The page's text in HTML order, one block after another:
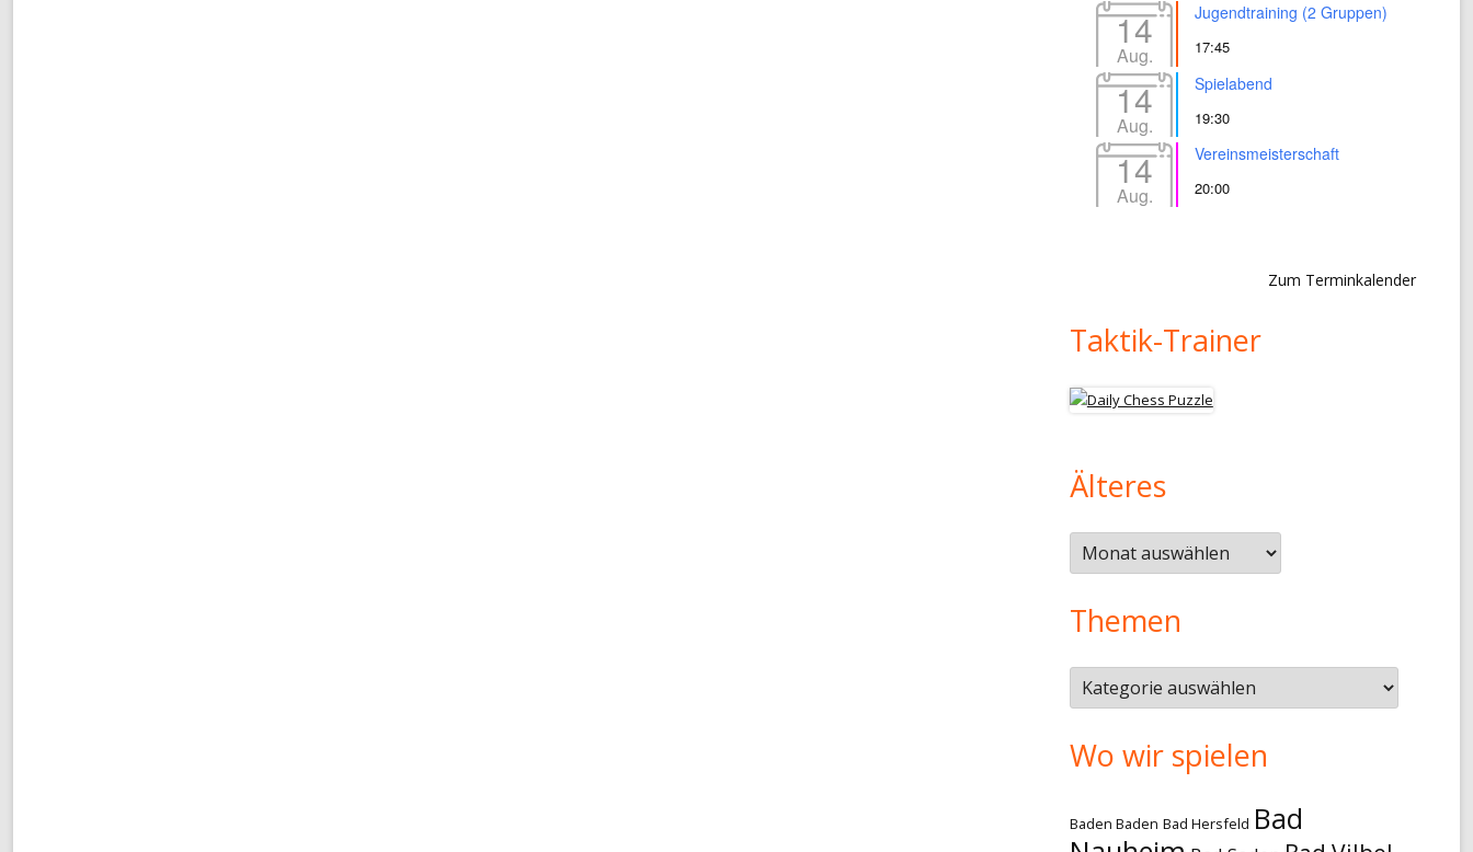
14
Aug.
Jugendtraining (2 Gruppen)
17:45
14
Aug.
Spielabend
19:30
14
Aug.
Vereinsmeisterschaft
20:00
Zum Terminkalender
Taktik-Trainer
Älteres
Älteres
Themen
Themen
Wo wir spielen
Baden Baden Bad Hersfeld Bad